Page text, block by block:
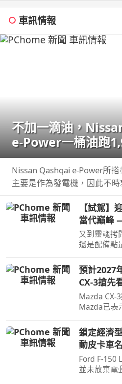
車訊情報
不加一滴油，
e‑Power一桶油跑
世界紀錄
Nissan Qashqai e‑Power所
主要是作為發電機，因此不
到沒油，這也讓Qashqai
現，日前就創下非純電與
紀錄…
【試駕
當代巔峰
璀璨登場
又到靈魂拷
還是配備點
BMW X5 /
彷彿有了理
預計2027
CX-3搶先
Mazda CX-
Mazda已表
一代CX-3。
鎖定經濟
動皮卡車
美元起
Ford F-150
並未放棄電